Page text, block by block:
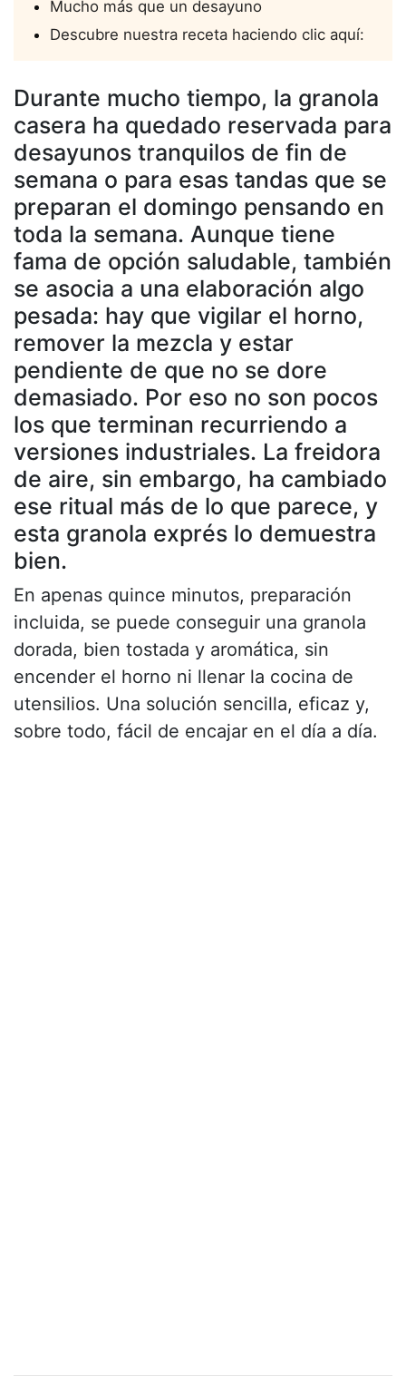
Mucho más que un desayuno
Descubre nuestra receta haciendo clic aquí:
Durante mucho tiempo, la granola
casera ha quedado reservada para
desayunos tranquilos de fin de
semana o para esas tandas que se
preparan el domingo pensando en
toda la semana. Aunque tiene
fama de opción saludable, también
se asocia a una elaboración algo
pesada: hay que vigilar el horno,
remover la mezcla y estar
pendiente de que no se dore
demasiado. Por eso no son pocos
los que terminan recurriendo a
versiones industriales. La freidora
de aire, sin embargo, ha cambiado
ese ritual más de lo que parece, y
esta granola exprés lo demuestra
bien.
En apenas quince minutos, preparación
incluida, se puede conseguir una granola
dorada, bien tostada y aromática, sin
encender el horno ni llenar la cocina de
utensilios. Una solución sencilla, eficaz y,
sobre todo, fácil de encajar en el día a día.